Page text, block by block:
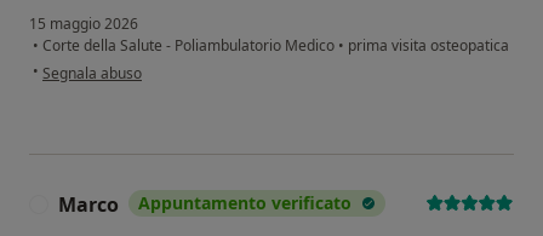
15 maggio 2026
• Corte della Salute - Poliambulatorio Medico • prima visita osteopatica
• secondo l'opinione dell'utente Isabella
Segnala abuso
Marco Appuntamento verificato